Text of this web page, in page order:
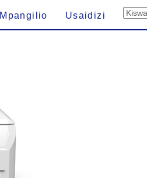
Mpangilio Usaidizi